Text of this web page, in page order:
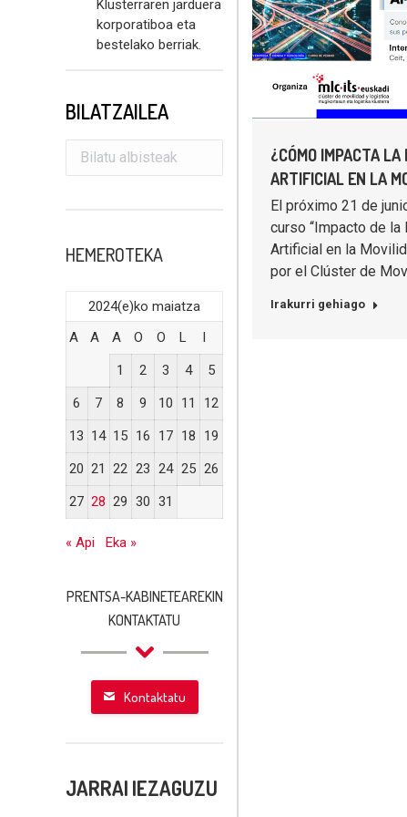
Klusterraren jarduera
korporatiboa eta
bestelako berriak.
BILATZAILEA
HEMEROTEKA
2024(e)ko maiatza
A
A A O O L
I
1
2 3 4
5
6
7 8 9 10 11
12
13 14 15 16 17 18
19
20 21 22 23 24 25 26
27 28 29 30 31
« Api Eka »
PRENTSA-KABINETEAREKIN
KONTAKTATU
Kontaktatu
JARRAI IEZAGUZU
¿CÓMO IMPACTA
ARTIFICIAL EN LA
El próximo 21 de
curso “Impacto de la
Artificial en la
por el Clúster de
Irakurri gehiago